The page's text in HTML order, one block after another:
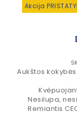
Akcija
Aukštos
Nesilupa,
Remiantis